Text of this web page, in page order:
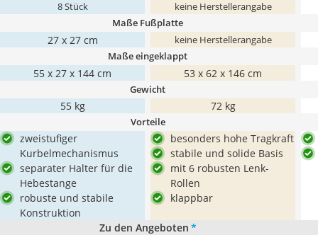
8 Stück keine Herstellerangabe
Maße Fußplatte
27 x 27 cm keine Herstellerangabe
Maße eingeklappt
55 x 27 x 144 cm 53 x 62 x 146 cm
Gewicht
55 kg 72 kg
Vorteile
zweistufiger
Kurbelmechanismus
separater Halter für die
Hebestange
robuste und stabile
Konstruktion
besonders hohe Tragkraft
stabile und solide Basis
mit 6 robusten Lenk-
Rollen
klappbar
Zu den Angeboten *